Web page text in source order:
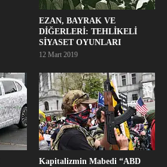
EZAN, BAYRAK VE
DİĞERLERİ: TEHLİKELİ
SİYASET OYUNLARI
12 Mart 2019
Kapitalizmin Mabedi “ABD